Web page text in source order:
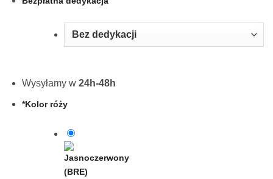
Wysyłamy w 24h-48h
*Kolor róży